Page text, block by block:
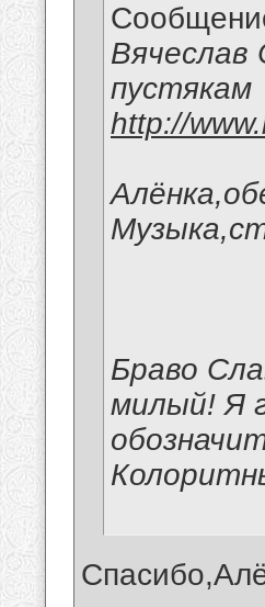
Вячеслав
пустякам
http://
Браво
милый! Я